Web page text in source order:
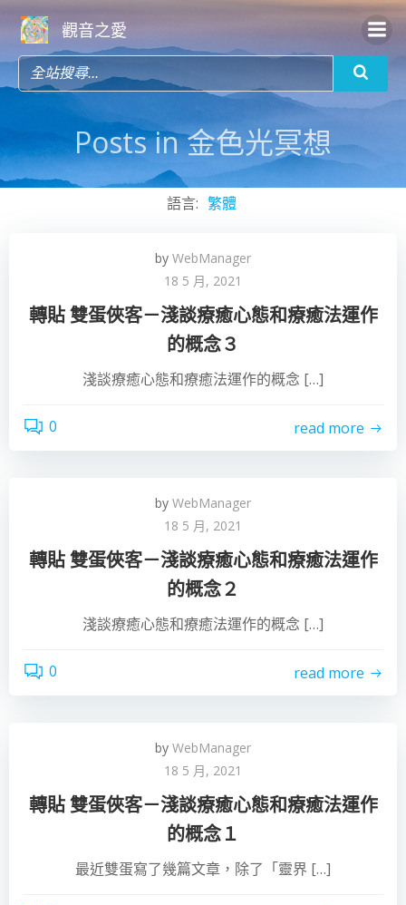
content
觀音之愛
Posts in 金色光冥想
語言: 繁體
by WebManager
18 5 月, 2021
轉貼 雙蛋俠客－淺談療癒心態和療癒法運作
的概念３
淺談療癒心態和療癒法運作的概念 […]
0 read more
by WebManager
18 5 月, 2021
轉貼 雙蛋俠客－淺談療癒心態和療癒法運作
的概念２
淺談療癒心態和療癒法運作的概念 […]
0 read more
by WebManager
18 5 月, 2021
轉貼 雙蛋俠客－淺談療癒心態和療癒法運作
的概念１
最近雙蛋寫了幾篇文章，除了「靈界 […]